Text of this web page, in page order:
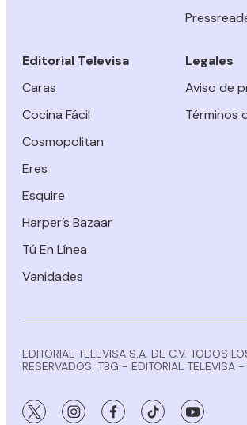
Editorial Televisa
Caras
Cocina Fácil
Cosmopolitan
Eres
Esquire
Harper’s Bazaar
Tú En Línea
Vanidades
Legales
Aviso de
Términos
EDITORIAL TELEVISA S.A. DE C.V. TODOS
RESERVADOS. TBG - EDITORIAL TELEVISA
twitter instagramfacebooktiktok youtube